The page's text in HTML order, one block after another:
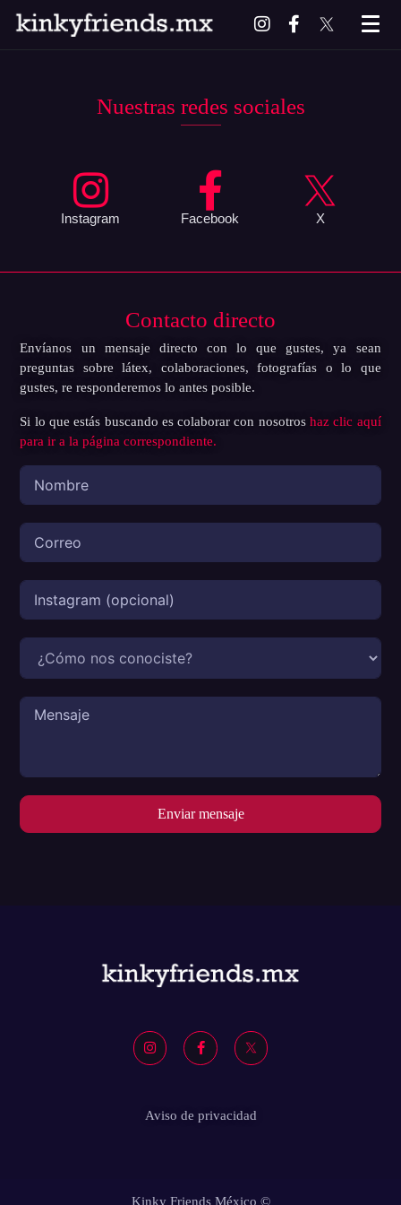
Nuestras redes sociales
Instagram Facebook X
Enviar mensaje
Contacto directo
Envíanos un mensaje directo con lo que gustes, ya sean
preguntas sobre látex, colaboraciones, fotografías o lo que
gustes, re responderemos lo antes posible.
Si lo que estás buscando es colaborar con nosotroshaz clic aquí
para ir a la página correspondiente.
Aviso de privacidad
Kinky Friends México ©